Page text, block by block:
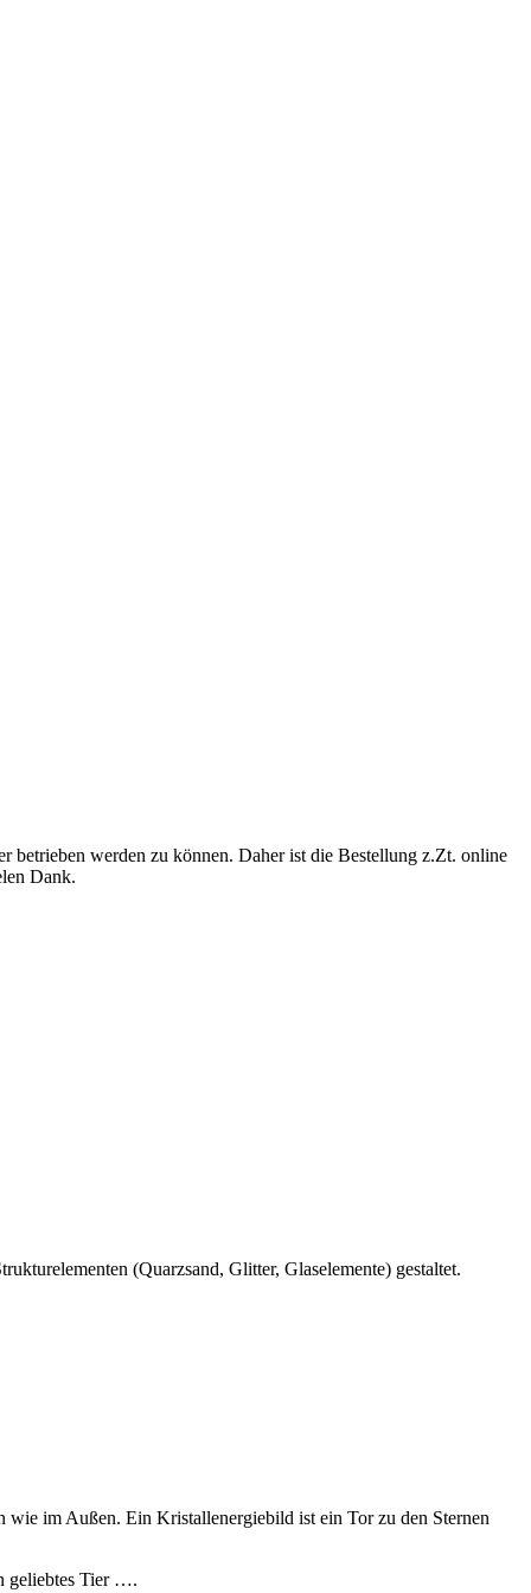
betrieben werden zu können. Daher ist die Bestellung z.Zt. online
Dank.
(Quarzsand, Glitter, Glaselemente) gestaltet.
im Außen. Ein Kristallenergiebild ist ein Tor zu den Sternen
geliebtes Tier ….